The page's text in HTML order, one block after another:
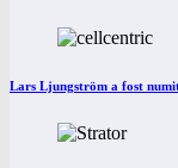
Lars Ljungström a fost